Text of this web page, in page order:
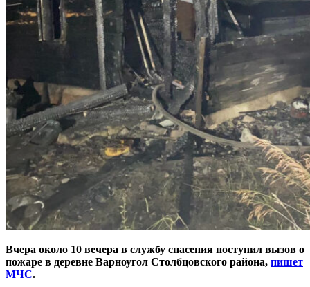
Вчера около 10 вечера в службу спасения поступил вызов о
пожаре в деревне Варноугол Столбцовского района, пишет
МЧС.